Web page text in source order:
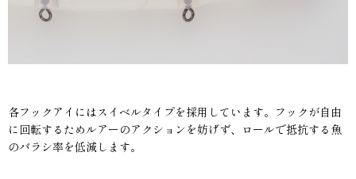
各フックアイにはスイベルタイプを採用しています。フックが自由
に回転するためルアーのアクションを妨げず、ロールで抵抗する魚
のバラシ率を低減します。